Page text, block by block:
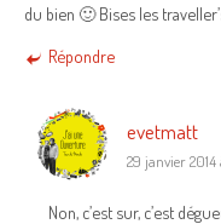
du bien 🙂 Bises les
Répondre
evetmatt
29 janvier 2014
Non, c’est sur, c’est